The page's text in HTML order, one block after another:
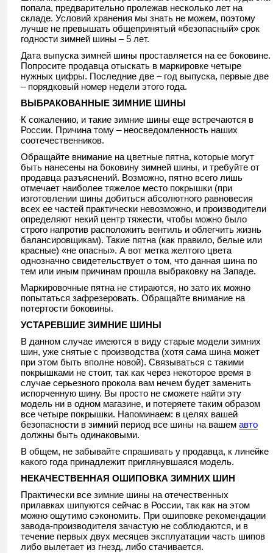
попала, предварительно пролежав несколько лет на
складе. Условий хранения мы знать не можем, поэтому
лучше не превышать общепринятый «безопасный» срок
годности зимней шины – 5 лет.
Дата выпуска зимней шины проставляется на ее боковине.
Попросите продавца отыскать в маркировке четыре
нужных цифры. Последние две – год выпуска, первые две
– порядковый номер недели этого года.
ВЫБРАКОВАННЫЕ ЗИМНИЕ ШИНЫ
К сожалению, и такие зимние шины еще встречаются в
России. Причина тому – неосведомленность наших
соотечественников.
Обращайте внимание на цветные пятна, которые могут
быть нанесены на боковину зимней шины, и требуйте от
продавца разъяснений. Возможно, пятно всего лишь
отмечает наиболее тяжелое место покрышки (при
изготовлении шины добиться абсолютного равновесия
всех ее частей практически невозможно, и производители
определяют некий центр тяжести, чтобы можно было
строго напротив расположить вентиль и облегчить жизнь
балансировщикам). Такие пятна (как правило, белые или
красные) «не опасны». А вот метка желтого цвета
однозначно свидетельствует о том, что данная шина по
тем или иным причинам прошла выбраковку на Западе.
Маркировочные пятна не стираются, но зато их можно
попытаться зафрезеровать. Обращайте внимание на
потертости боковины.
УСТАРЕВШИЕ ЗИМНИЕ ШИНЫ
В данном случае имеются в виду старые модели зимних
шин, уже снятые с производства (хотя сама шина может
при этом быть вполне новой). Связываться с такими
покрышками не стоит, так как через некоторое время в
случае серьезного прокола вам нечем будет заменить
испорченную шину. Вы просто не сможете найти эту
модель ни в одном магазине, и потеряете таким образом
все четыре покрышки. Напоминаем: в целях вашей
безопасности в зимний период все шины на вашем авто
должны быть одинаковыми.
В общем, не забывайте спрашивать у продавца, к линейке
какого года принадлежит приглянувшаяся модель.
НЕКАЧЕСТВЕННАЯ ОШИПОВКА ЗИМНИХ ШИН
Практически все зимние шины на отечественных
прилавках шипуются сейчас в России, так как на этом
можно ощутимо сэкономить. При ошиповке рекомендации
завода-производителя зачастую не соблюдаются, и в
течение первых двух месяцев эксплуатации часть шипов
либо вылетает из гнезд, либо стачивается.